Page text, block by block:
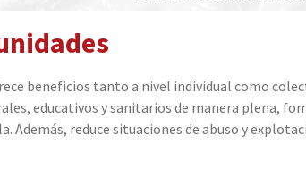
beneficios tanto a nivel individual como
educativos y sanitarios de manera plena,
Además, reduce situaciones de abuso y